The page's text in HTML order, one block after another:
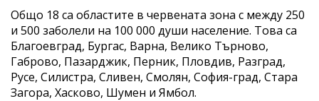
Общо 18 са областите в червената зона с между 250
и 500 заболели на 100 000 души население. Това са
Благоевград, Бургас, Варна, Велико Търново,
Габрово, Пазарджик, Перник, Пловдив, Разград,
Русе, Силистра, Сливен, Смолян, София-град, Стара
Загора, Хасково, Шумен и Ямбол.